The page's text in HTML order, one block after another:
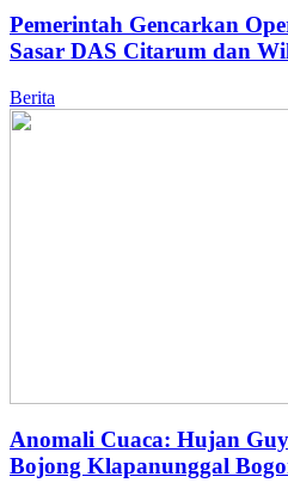
Pemerintah Gencarkan
Sasar DAS Citarum dan
Berita
Anomali Cuaca: Hujan
Bojong Klapanunggal